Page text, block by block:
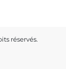
réservés.